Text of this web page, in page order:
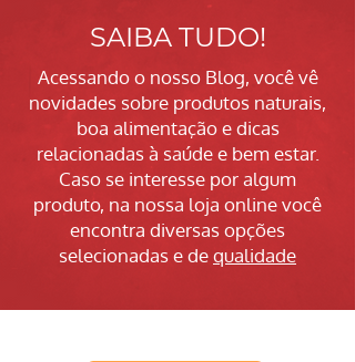
SAIBA TUDO!
Acessando o nosso Blog, você vê
novidades sobre produtos naturais,
boa alimentação e dicas
relacionadas à saúde e bem estar.
Caso se interesse por algum
produto, na nossa loja online você
encontra diversas opções
selecionadas e dequalidade